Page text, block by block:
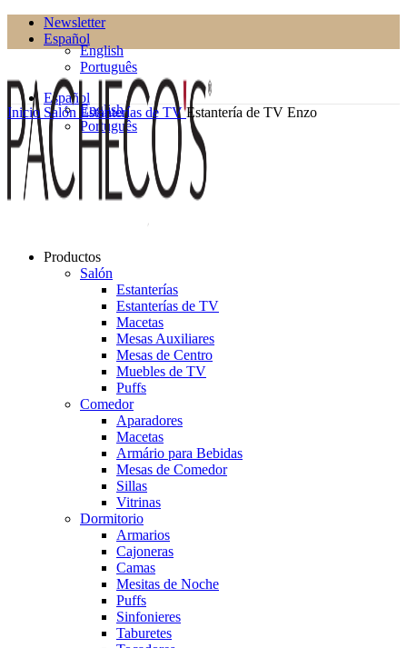
Newsletter
Español
English
Português
Español
English
Português
Productos
Salón
Estanterías
Estanterías de TV
Macetas
Mesas Auxiliares
Mesas de Centro
Muebles de TV
Puffs
Comedor
Aparadores
Macetas
Armário para Bebidas
Mesas de Comedor
Sillas
Vitrinas
Dormitorio
Armarios
Cajoneras
Camas
Mesitas de Noche
Puffs
Sinfonieres
Taburetes
Inicio Salón Estanterías de TVEstantería de TV Enzo